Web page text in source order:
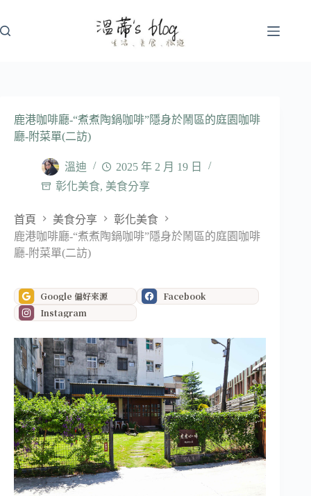
至
鹿港咖啡廳-“煮煮陶鍋咖啡”隱身於鬧區的庭園咖啡
廳-附菜單(二訪)
溫迪
2025 年 2 月 19 日
彰化美食, 美食分享
首頁 美食分享
彰化美食
鹿港咖啡廳-“煮煮陶鍋咖啡”隱身於鬧區的庭園咖啡
廳-附菜單(二訪)
Google 偏好來源
Facebook
Instagram